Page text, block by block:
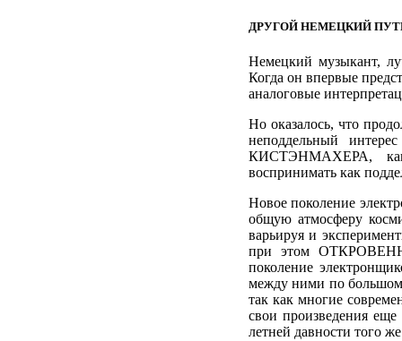
ДРУГОЙ НЕМЕЦКИЙ
Немецкий музыкант,
Когда он впервые
аналоговые
Но оказалось, что
неподдельный
КИСТЭНМАХЕРА, как
воспринимать как
Новое поколение
общую атмосферу
варьируя и
при этом
поколение
между ними по
так как многие
свои произведения
летней давности того